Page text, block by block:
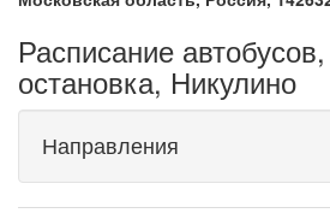
Расписание
остановка, Никулино
Направления